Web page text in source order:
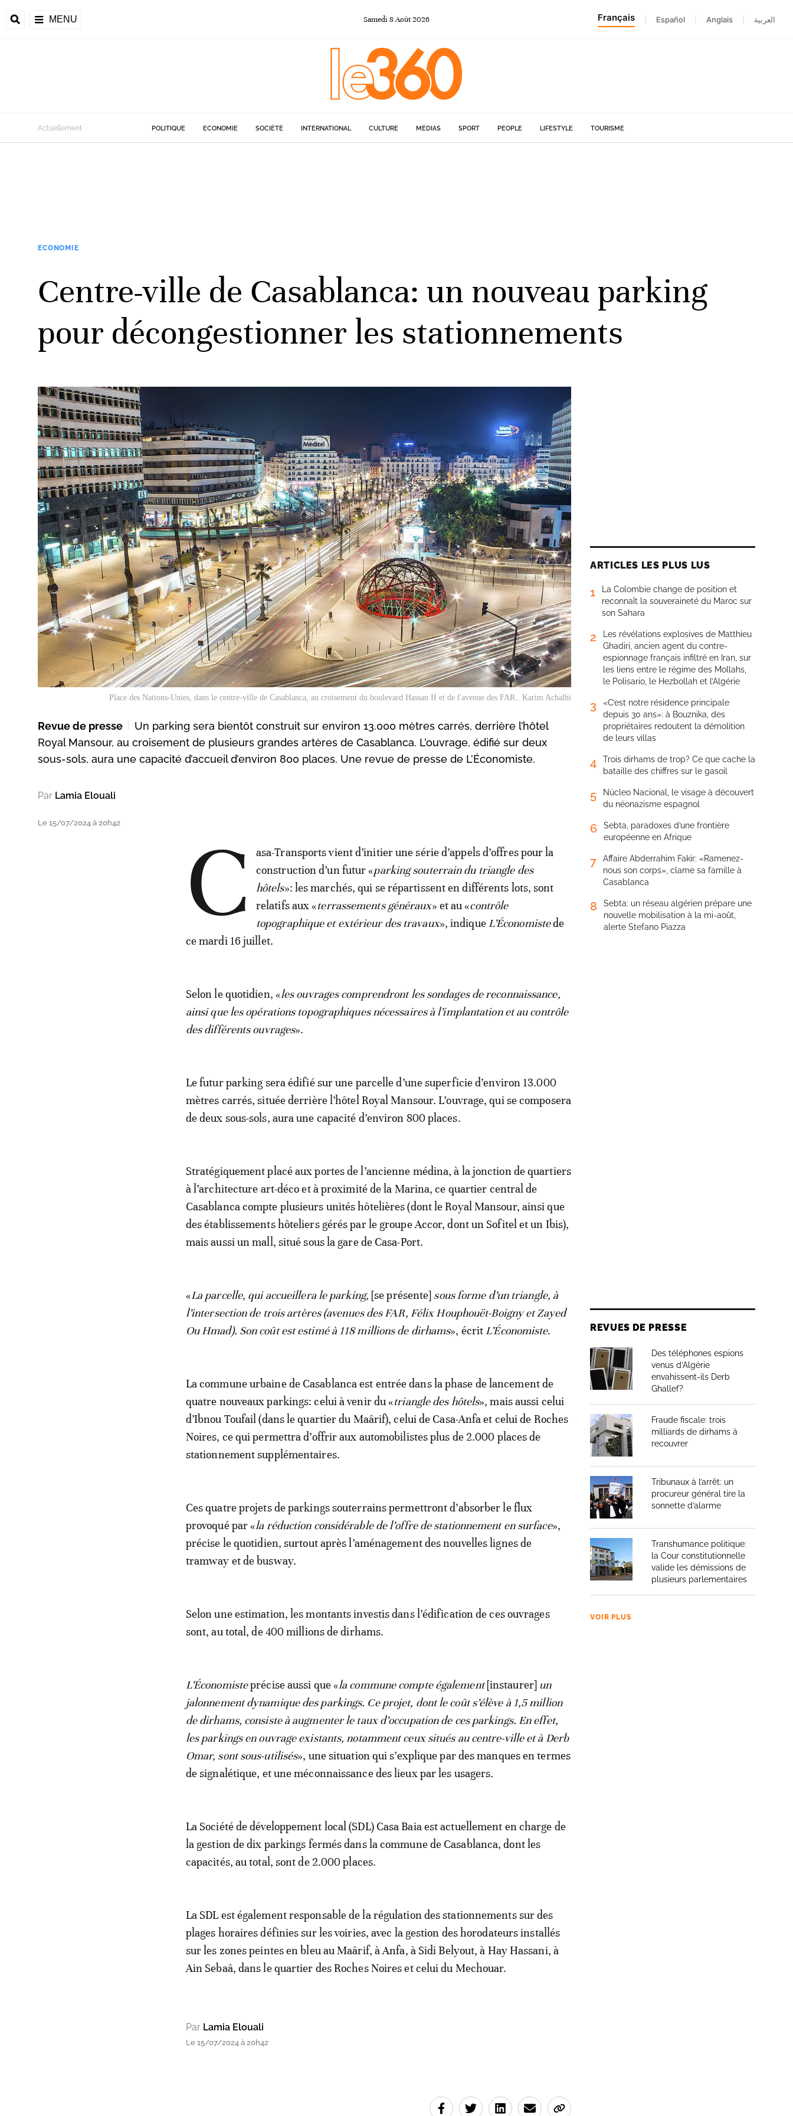
MENU Samedi 8Août2026 Français Español Anglais العربية
Actuellement POLITIQUE ECONOMIE SOCIÉTÉ INTERNATIONAL CULTURE MÉDIAS SPORT PEOPLE LIFESTYLE TOURISME
ECONOMIE
Centre-ville de Casablanca: un nouveau parking
pour décongestionner les stationnements
Place des Nations-Unies, dans le centre-ville de Casablanca, au croisement du boulevard Hassan II et de l'avenue des FAR.. Karim Achalhi
Revue de presse
Un parking sera bientôt construit sur environ 13.000 mètres carrés, derrière l’hôtel
Royal Mansour, au croisement de plusieurs grandes artères de Casablanca. L’ouvrage, édifié sur deux
sous-sols, aura une capacité d’accueil d’environ 800 places. Une revue de presse de L’Économiste.
Par Lamia Elouali
Le 15/07/2024 à 20h42 C
asa-Transports vient d’initier une série d’appels d’offres pour la
construction d’un futur «parking souterrain du triangle des
hôtels»: les marchés, qui se répartissent en différents lots, sont
relatifs aux «terrassements généraux» et au «contrôle
topographique et extérieur des travaux», indique L’Économistede
ce mardi 16 juillet.
Selon le quotidien, «les ouvrages comprendront les sondages de reconnaissance,
ainsi que les opérations topographiques nécessaires à l’implantation et au contrôle
des différents ouvrages».
Le futur parking sera édifié sur une parcelle d’une superficie d’environ 13.000
mètres carrés, située derrière l’hôtel Royal Mansour. L’ouvrage, qui se composera
de deux sous-sols, aura une capacité d’environ 800 places.
Stratégiquement placé aux portes de l’ancienne médina, à la jonction de quartiers
à l’architecture art-déco et à proximité de la Marina, ce quartier central de
Casablanca compte plusieurs unités hôtelières (dont le Royal Mansour, ainsi que
des établissements hôteliers gérés par le groupe Accor, dont un Sofitel et un Ibis),
mais aussi un mall, situé sous la gare de Casa-Port.
«La parcelle, qui accueillera le parking, [se présente] sous forme d’un triangle, à
l’intersection de trois artères (avenues des FAR, Félix Houphouët-Boigny et Zayed
Ou Hmad). Son coût est estimé à 118 millions de dirhams», écrit L’Économiste.
La commune urbaine de Casablanca est entrée dans la phase de lancement de
quatre nouveaux parkings: celui à venir du «triangle des hôtels», mais aussi celui
d’Ibnou Toufail (dans le quartier du Maârif), celui de Casa-Anfa et celui de Roches
Noires, ce qui permettra d’offrir aux automobilistes plus de 2.000 places de
stationnement supplémentaires.
Ces quatre projets de parkings souterrains permettront d’absorber le flux
provoqué par «la réduction considérable de l’offre de stationnement en surface»,
précise le quotidien, surtout après l’aménagement des nouvelles lignes de
tramway et de busway.
Selon une estimation, les montants investis dans l’édification de ces ouvrages
sont, au total, de 400 millions de dirhams.
L’Économisteprécise aussi que «la commune compte également[instaurer] un
jalonnement dynamique des parkings. Ce projet, dont le coût s’élève à 1,5 million
de dirhams, consiste à augmenter le taux d’occupation de ces parkings. En effet,
les parkings en ouvrage existants, notamment ceux situés au centre-ville et à Derb
Omar, sont sous-utilisés», une situation qui s’explique par des manques en termes
de signalétique, et une méconnaissance des lieux par les usagers.
La Société de développement local (SDL) Casa Baia est actuellement en charge de
la gestion de dix parkings fermés dans la commune de Casablanca, dont les
capacités, au total, sont de 2.000 places.
La SDL est également responsable de la régulation des stationnements sur des
plages horaires définies sur les voiries, avec la gestion des horodateurs installés
sur les zones peintes en bleu au Maârif, à Anfa, à Sidi Belyout, à Hay Hassani, à
Ain Sebaâ, dans le quartier des Roches Noires et celui du Mechouar.
Par Lamia Elouali
Le 15/07/2024 à 20h42
ARTICLES LES PLUS LUS
1
La Colombie change de position et
reconnaît la souveraineté du Maroc sur
son Sahara
2
Les révélations explosives de Matthieu
Ghadiri, ancien agent du contre-
espionnage français infiltré en Iran, sur
les liens entre le régime des Mollahs,
le Polisario, le Hezbollah et l’Algérie
3
«C’est notre résidence principale
depuis 30 ans»: à Bouznika, des
propriétaires redoutent la démolition
de leurs villas
4
Trois dirhams de trop? Ce que cache la
bataille des chiffres sur le gasoil
5
Núcleo Nacional, le visage à découvert
du néonazisme espagnol
6
Sebta, paradoxes d’une frontière
européenne en Afrique
7
Affaire Abderrahim Fakir: «Ramenez-
nous son corps», clame sa famille à
Casablanca
8
Sebta: un réseau algérien prépare une
nouvelle mobilisation à la mi-août,
alerte Stefano Piazza
REVUES DE PRESSE
Des téléphones espions
venus d’Algérie
envahissent-ils Derb
Ghallef?
Fraude fiscale: trois
milliards de dirhams à
recouvrer
Tribunaux à l’arrêt: un
procureur général tire la
sonnette d’alarme
Transhumance politique:
la Cour constitutionnelle
valide les démissions de
plusieurs parlementaires
VOIR PLUS